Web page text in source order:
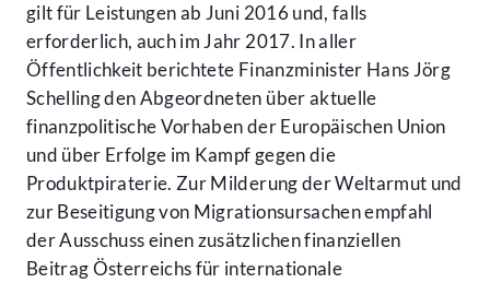
gilt für Leistungen ab Juni 2016 und, falls
erforderlich, auch im Jahr 2017. In aller
Öffentlichkeit berichtete Finanzminister Hans Jörg
Schelling den Abgeordneten über aktuelle
finanzpolitische Vorhaben der Europäischen Union
und über Erfolge im Kampf gegen die
Produktpiraterie. Zur Milderung der Weltarmut und
zur Beseitigung von Migrationsursachen empfahl
der Ausschuss einen zusätzlichen finanziellen
Beitrag Österreichs für internationale